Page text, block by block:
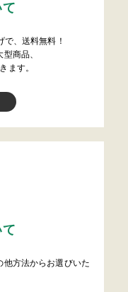
、送料無料！
商品、
ます。
他方法からお選びいた